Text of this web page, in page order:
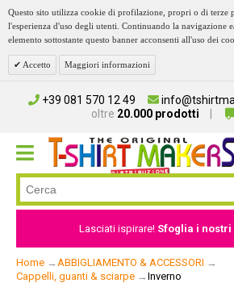
Questo sito utilizza cookie di profilazione, propri o di terze
l'esperienza d'uso degli utenti. Continuando la navigazione
elemento sottostante questo banner acconsenti all'uso dei
Accetto Maggiori informazioni
+39 081 570 12 49
oltre 20.000 prodotti
Lasciati ispirare! Sfoglia i
Home → ABBIGLIAMENTO & ACCESSORI →
Cappelli, guanti & sciarpe → Inverno